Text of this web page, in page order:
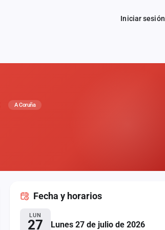
Iniciar sesión
A Coruña
Fecha y horarios
LUN
27 Lunes 27 de julio de 2026